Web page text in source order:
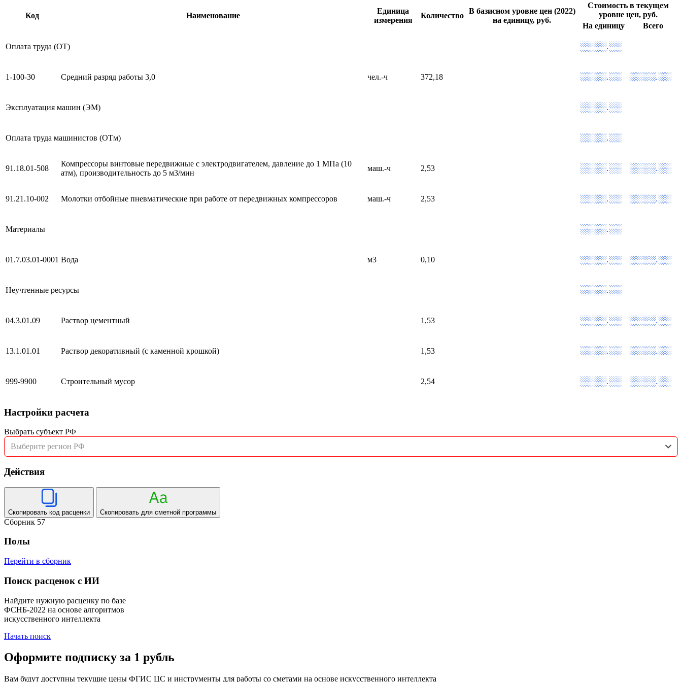
Код Наименование
Единица
измерения
Количество
В базисном уровне цен (2022)
на единицу, руб.
Стоимость в текущем
уровне цен, руб.
На единицу
Всего
Оплата труда (ОТ) ░░░░.░░
1-100-30 Средний разряд работы 3,0 чел.-ч 372,18 ░░░░.░░ ░░░░.░░
Эксплуатация машин (ЭМ) ░░░░.░░
Оплата труда машинистов (ОТм) ░░░░.░░
91.18.01-508
Компрессоры винтовые передвижные с электродвигателем, давление до 1 МПа (10
атм), производительность до 5 м3/мин
маш.-ч 2,53 ░░░░.░░ ░░░░.░░
91.21.10-002 Молотки отбойные пневматические при работе от передвижных компрессоров маш.-ч 2,53 ░░░░.░░ ░░░░.░░
Материалы ░░░░.░░
01.7.03.01-0001 Вода м3 0,10 ░░░░.░░ ░░░░.░░
Неучтенные ресурсы ░░░░.░░
04.3.01.09 Раствор цементный 1,53 ░░░░.░░ ░░░░.░░
13.1.01.01 Раствор декоративный (с каменной крошкой) 1,53 ░░░░.░░ ░░░░.░░
999-9900 Строительный мусор 2,54 ░░░░.░░ ░░░░.░░
Настройки расчета
Выбрать субъект РФ
Выберите регион РФ
Действия
Скопировать код расценки Скопировать для сметной программы
Сборник 57
Полы
Перейти в сборник
Поиск расценок с ИИ
Найдите нужную расценку по базе
ФСНБ-2022 на основе алгоритмов
искусственного интеллекта
Начать поиск
Оформите подписку за 1 рубль
Вам будут доступны текущие цены ФГИС ЦС и инструменты для работы со сметами на основе искусственного интеллекта